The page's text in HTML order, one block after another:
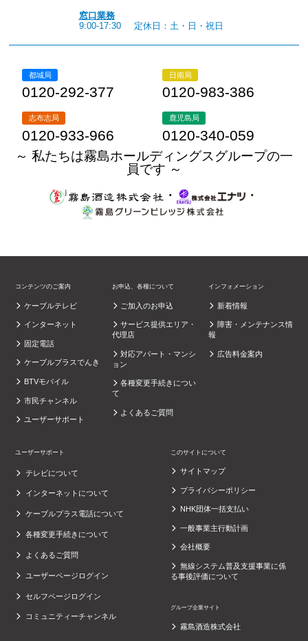
窓口業務
9:00-17:30
定休日：土・日・祝日
都城局
0120-292-377
日南局
0120-983-386
志布志局
0120-933-966
鹿児島局
0120-340-059
～ 私たちは霧島ホールディングスグループの一
員です ～
・
・
コンテンツのご案内
ケーブルテレビ
インターネット
固定電話
ケーブルプラスでんき
BTVモバイル
市民チャンネル
ユーザーサポート
お申込、各種について
ご加入のお申込
サービス提供エリア・
代理店
対応アパート・マンシ
ョン
各種変更手続きについ
て
よくあるご質問
インフォメーション
新着情報
障害・メンテナンス情
報
広告料金案内
ユーザーサポート
テレビについて
インターネットについて
ケーブルプラス電話について
各種変更手続きについて
よくあるご質問
ユーザーページログイン
セルフページログイン
コミュニティーチャンネル
このサイトについて
サイトマップ
プライバシーポリシー
NHK団体一括支払い
一般事業主行動計画
会社概要
無線システム普及支援事業に係
る事後評価について
グループ企業サイト
霧島酒造株式会社